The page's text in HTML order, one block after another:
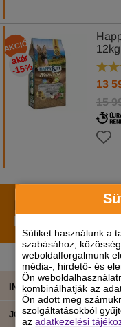
Sütiket használunk a
szabásához,
weboldalforgalmunk
média-, hirdető- és
Ön
kombinálhatják az
Ön adott meg
szolgáltatásokból
azadatkezelési
AKCIÓ
akár
-15
%
12kg
13
15
Iratkozz fel
legújabb
INFORMÁCIÓK
JOGI TUDNIVALÓK